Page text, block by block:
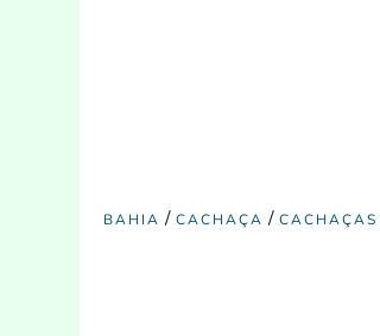
BAHIA /CACHAÇA /CACHAÇAS